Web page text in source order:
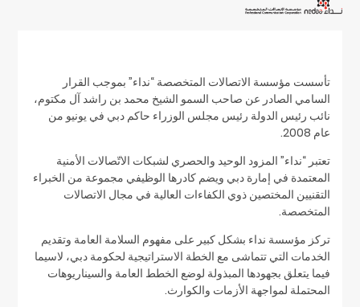
تأسست مؤسسة الاتصالات المتخصصة “نداء” بموجب القرار
السامي الصادر عن صاحب السمو الشيخ محمد بن راشد آل مكتوم،
نائب رئيس الدولة رئيس مجلس الوزراء حاكم دبي في يونيو من
عام 2008.
تعتبر “نداء” المزود الوحيد والحصري لشبكات الاتّصالات الأمنية
المعتمدة في إمارة دبي ويضم كادرها الوظيفي مجموعة من الخبراء
التقنيين المختصين ذوي الكفاءات العالية في مجال الاتصالات
المتخصصة.
تركز مؤسسة نداء بشكل كبير على مفهوم السلامة العامة وتقديم
الخدمات التي تتماشى مع الخطة الاستراتيجية لحكومة دبي، لاسيما
فيما يتعلق بجهودها المبذولة لوضع الخطط العامة والسيناريوهات
المحتملة لمواجهة الأزمات والكوارث.